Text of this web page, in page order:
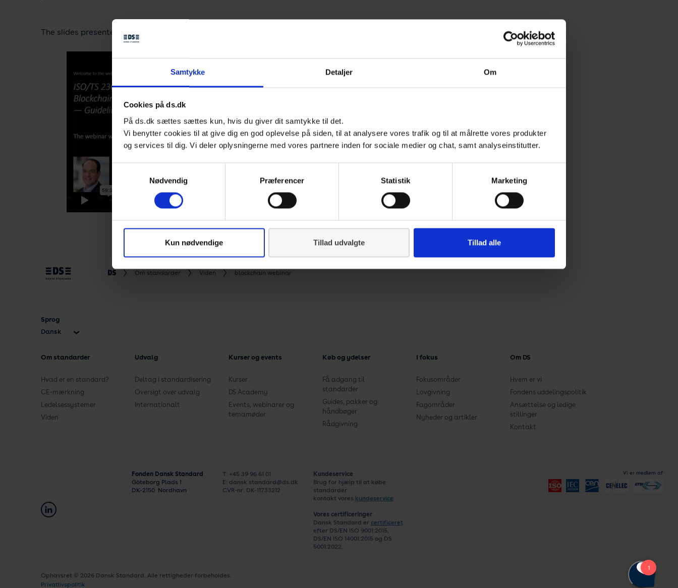
Samtykke Detaljer Om
Cookies på ds.dk
På ds.dk sættes sættes kun, hvis du giver dit samtykke til det.
Vi benytter cookies til at give dig en god oplevelse på siden, til at analysere vores trafik og til at målrette vores produkter
og services til dig. Vi deler oplysningerne med vores partnere inden for sociale medier og chat, samt analyseinstitutter.
Nødvendig
Præferencer Statistik Marketing
Kun nødvendige Tillad udvalgte Tillad alle
The slides presented are available for download
Om standarder Viden blockchain webinar
Sprog
Dansk
Om standarder
Hvad er en standard?
CE-mærkning
Ledelsessystemer
Viden
Udvalg
Deltag i standardisering
Oversigt over udvalg
Internationalt
Kurser og events
Kurser
DS Academy
Events, webinarer og
temamøder
Køb og ydelser
Få adgang til
standarder
Guides, pakker og
håndbøger
Rådgivning
I fokus
Fokusområder
Lovgivning
Fagområder
Nyheder og artikler
Om DS
Hvem er vi
Fondens uddelingspolitik
Ansættelse og ledige
stillinger
Kontakt
Fonden Dansk Standard
Göteborg Plads 1
DK-2150 Nordhavn
T: +45 39 96 61 01
E: dansk.standard@ds.dk
CVR-nr. DK-11733212
Kundeservice
Brug for hjælp til at købe
standarder
kontakt vores kundeservice
Vores certificeringer
Dansk Standard er certificeret
efter DS/EN ISO 9001:2015,
DS/EN ISO 14001:2015 og DS
5001:2022.
Vi er medlem af
Ophavsret © 2026 Dansk Standard. Alle rettigheder forbeholdes.
Privatlivspolitik